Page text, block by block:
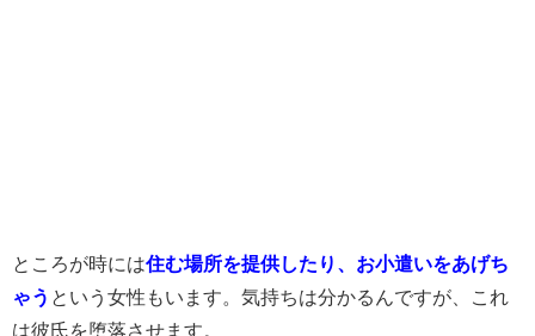
ところが時には住む場所を提供したり、お小遣いをあげち
ゃう という女性もいます。気持ちは分かるんですが、これ
は彼氏を堕落させます。